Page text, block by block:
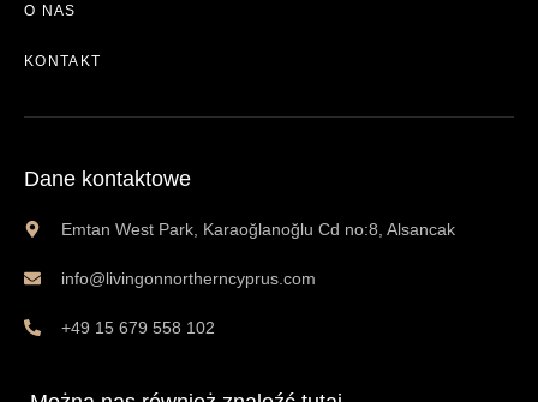
O NAS
KONTAKT
Dane kontaktowe
Emtan West Park, Karaoğlanoğlu Cd no:8, Alsancak
info@livingonnortherncyprus.com
+49 15 679 558 102